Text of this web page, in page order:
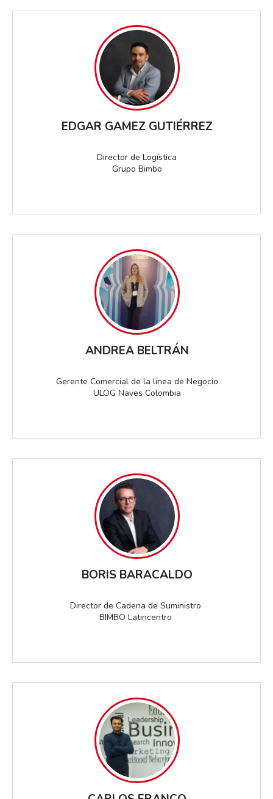
EDGAR GAMEZ GUTIÉRREZ
Director de Logística
Grupo Bimbo
ANDREA BELTRÁN
Gerente Comercial de la línea de Negocio
ULOG Naves Colombia
BORIS BARACALDO
Director de Cadena de Suministro
BIMBO Latincentro